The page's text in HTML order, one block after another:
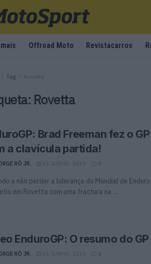
Offroad Moto Revistacarros
Tag Rovetta
Rovetta
Brad Freeman fez o
a clavícula partida!
RÓ JR. 25 JUNHO, 2019 0
a não perder a liderança do Mundial de
em Rovetta com uma fractura na ...
EnduroGP: O resumo do
RÓ JR. 25 JUNHO, 2019 0